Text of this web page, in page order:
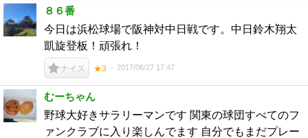
８６番
今日は浜松球場で阪神対中日戦です。中日鈴木翔太
凱旋登板！頑張れ！
ナイス ★3 2017/06/27 17:47
むーちゃん
野球大好きサラリーマンです 関東の球団すべてのフ
ァンクラブに入り楽しんでます 自分でもまだプレー